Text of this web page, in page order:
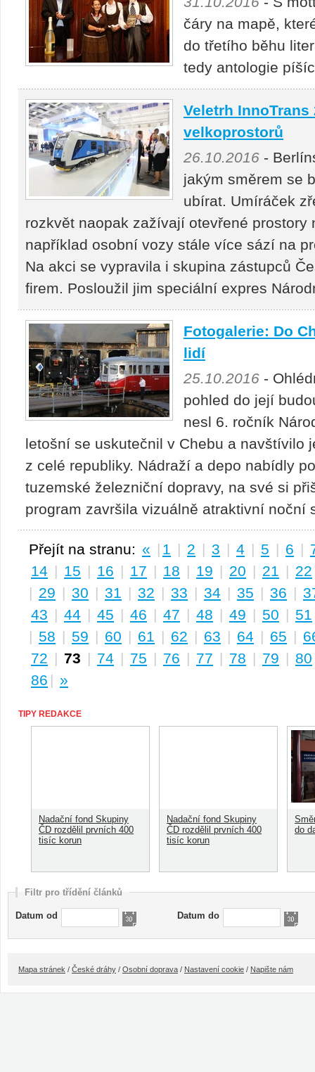
čáry na mapě,
do třetího běhu
tedy antologie
Veletrh
velkoprostorů
26.10.2016 -
jakým směrem se
ubírat. Umíráček
rozkvět naopak zažívají otevřené prostory
například osobní vozy stále více sází na
Na akci se vypravila i skupina zástupců
firem. Posloužil jim speciální expres
Fotogalerie: Do
lidí
25.10.2016 -
pohled do její
nesl 6. ročník
letošní se uskutečnil v Chebu a navštívilo
z celé republiky. Nádraží a depo nabídly
tuzemské železniční dopravy, na své si
program završila vizuálně atraktivní noční
Přejít na stranu: « | 1 | 2 | 3 | 4 | 5 | 6 |
14 | 15 | 16 | 17 | 18 | 19 | 20 | 21 | 22
| 29 | 30 | 31 | 32 | 33 | 34 | 35 | 36 |
43 | 44 | 45 | 46 | 47 | 48 | 49 | 50 | 51
| 58 | 59 | 60 | 61 | 62 | 63 | 64 | 65 |
72 | 73 | 74 | 75 | 76 | 77 | 78 | 79 | 80
86 | »
TIPY REDAKCE
Nadační fond Skupiny
ČD rozdělil prvních 400
tisíc korun
Nadační fond Skupiny
ČD rozdělil prvních 400
tisíc korun
do
Filtr pro třídění článků
Datum od Datum do
Mapa stránek / České dráhy / Osobní doprava / Nastavení cookie / Napište nám